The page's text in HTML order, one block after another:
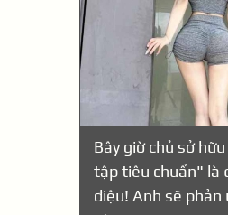
Bây giờ chủ sở
tập tiêu chuẩn" là
điệu! Anh sẽ phản